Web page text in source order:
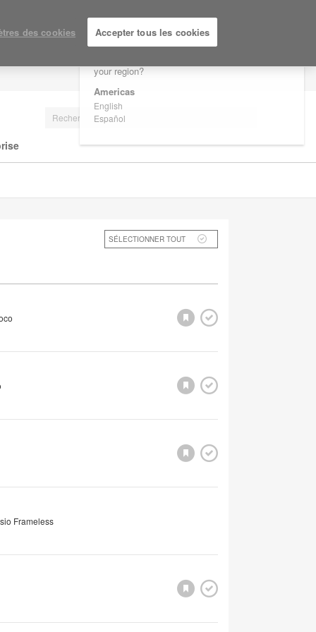
Are you in United States?
your region?
Americas
English
Español
SÉLECTIONNER TOUT
Frameless
des cookies Accepter tous les cookies